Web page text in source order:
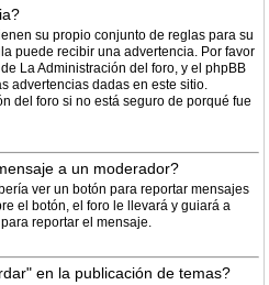
su propio conjunto de reglas para su
puede recibir una advertencia. Por favor
La Administración del foro, y el phpBB
advertencias dadas en este sitio.
del foro si no está seguro de porqué fue
a un moderador?
ver un botón para reportar mensajes
el botón, el foro le llevará y guiará a
reportar el mensaje.
en la publicación de temas?